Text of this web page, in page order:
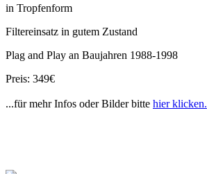
in Tropfenform
Filtereinsatz in gutem Zustand
Plag and Play an Baujahren 1988-1998
Preis: 349€
...für mehr Infos oder Bilder bitte hier klicken.